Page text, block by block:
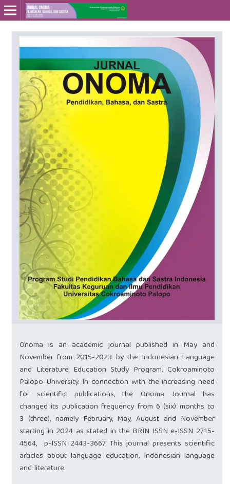
Online ISSN: 2715-4564
Print ISSN: 2443-3667
Onoma is an academic journal published in May and
November from 2015-2023 by the Indonesian Language
and Literature Education Study Program, Cokroaminoto
Palopo University. In connection with the increasing need
for scientific publications, the Onoma Journal has
changed its publication frequency from 6 (six) months to
3 (three), namely February, May, August and November
starting in 2024 as stated in the BRIN ISSNe-ISSN 2715-
4564, p-ISSN 2443-3667 This journal presents scientific
articles about language education, Indonesian language
and literature.